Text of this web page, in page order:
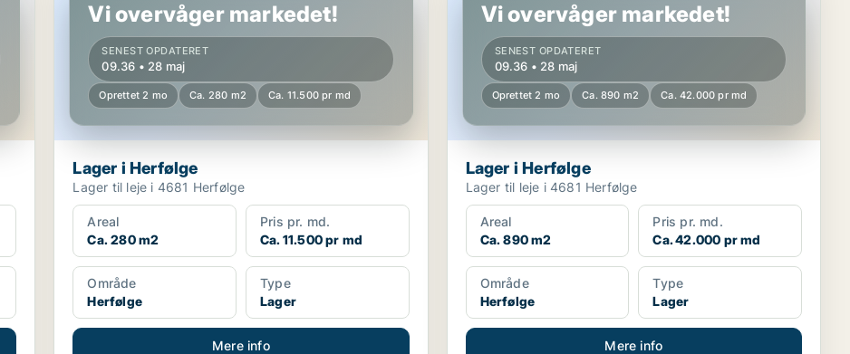
Vi overvåger markedet!
SENEST OPDATERET
09.36 • 28 maj
Oprettet 2 mo Ca. 280 m2 Ca. 11.500 pr md
Lager i Herfølge
Lager til leje i 4681 Herfølge
Areal
Ca. 280 m2
Pris pr. md.
Ca. 11.500 pr md
Område
Herfølge
Type
Lager
Mere info
Vi overvåger markedet!
SENEST OPDATERET
09.36 • 28 maj
Oprettet 2 mo Ca. 890 m2 Ca. 42.000 pr md
Lager i Herfølge
Lager til leje i 4681 Herfølge
Areal
Ca. 890 m2
Pris pr. md.
Ca. 42.000 pr md
Område
Herfølge
Type
Lager
Mere info